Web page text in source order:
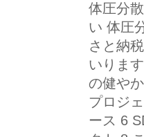
体圧分
い 体圧
さと納
いりま
の健や
プロジ
ース 6